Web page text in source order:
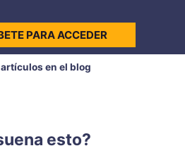
PARA ACCEDER
en el blog
esto?